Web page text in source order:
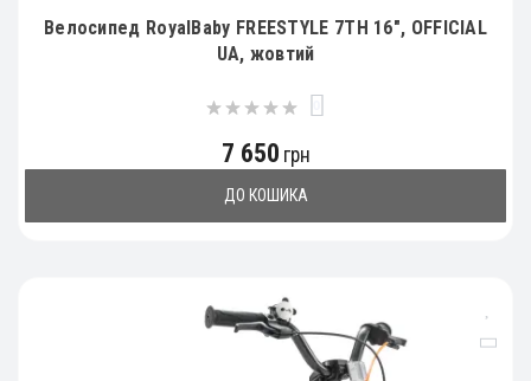
Велосипед RoyalBaby FREESTYLE 7TH 16", OFFICIAL
UA, жовтий
7 650 грн
ДО КОШИКА